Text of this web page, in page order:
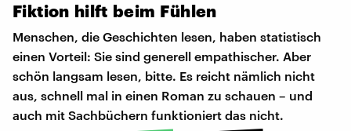
Fiktion hilft beim Fühlen
Menschen, die Geschichten lesen, haben statistisch
einen Vorteil: Sie sind generell empathischer. Aber
schön langsam lesen, bitte. Es reicht nämlich nicht
aus, schnell mal in einen Roman zu schauen – und
auch mit Sachbüchern funktioniert das nicht.